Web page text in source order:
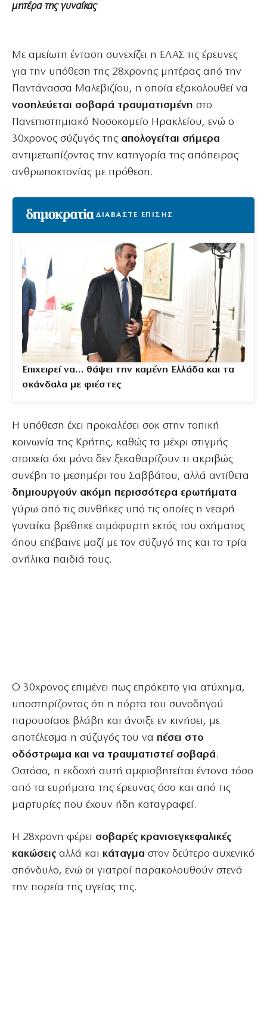
μητέρα της γυναίκας
Με αμείωτη ένταση συνεχίζει η ΕΛΑΣ τις έρευνες
για την υπόθεση της 28χρονης μητέρας από την
Παντάνασσα Μαλεβιζίου, η οποία εξακολουθεί να
νοσηλεύεται σοβαρά τραυματισμένη στο
Πανεπιστημιακό Νοσοκομείο Ηρακλείου, ενώ ο
30χρονος σύζυγός της απολογείται σήμερα
αντιμετωπίζοντας την κατηγορία της απόπειρας
ανθρωποκτονίας με πρόθεση.
ΔΙΑΒΑΣΤΕ ΕΠΙΣΗΣ
Επιχειρεί να… θάψει την καμένη Ελλάδα και τα
σκάνδαλα με φιέστες
Η υπόθεση έχει προκαλέσει σοκ στην τοπική
κοινωνία της Κρήτης, καθώς τα μέχρι στιγμής
στοιχεία όχι μόνο δεν ξεκαθαρίζουν τι ακριβώς
συνέβη το μεσημέρι του Σαββάτου, αλλά αντίθετα
δημιουργούν ακόμη περισσότερα ερωτήματα
γύρω από τις συνθήκες υπό τις οποίες η νεαρή
γυναίκα βρέθηκε αιμόφυρτη εκτός του οχήματος
όπου επέβαινε μαζί με τον σύζυγό της και τα τρία
ανήλικα παιδιά τους.
Ο 30χρονος επιμένει πως επρόκειτο για ατύχημα,
υποστηρίζοντας ότι η πόρτα του συνοδηγού
παρουσίασε βλάβη και άνοιξε εν κινήσει, με
αποτέλεσμα η σύζυγός του να πέσει στο
οδόστρωμα και να τραυματιστεί σοβαρά.
Ωστόσο, η εκδοχή αυτή αμφισβητείται έντονα τόσο
από τα ευρήματα της έρευνας όσο και από τις
μαρτυρίες που έχουν ήδη καταγραφεί.
Η 28χρονη φέρει σοβαρές κρανιοεγκεφαλικές
κακώσεις αλλά και κάταγμα στον δεύτερο αυχενικό
σπόνδυλο, ενώ οι γιατροί παρακολουθούν στενά
την πορεία της υγείας της.